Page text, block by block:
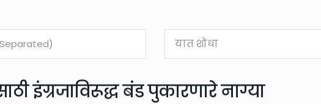
इंग्रजाविरूद्ध बंड पुकारणारे नाग्या